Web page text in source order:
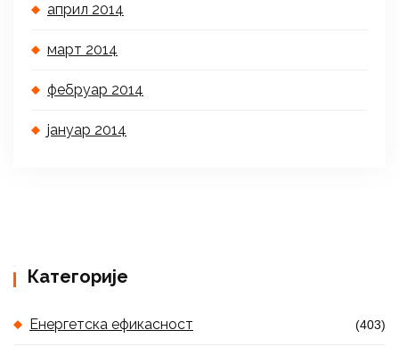
април 2014
март 2014
фебруар 2014
јануар 2014
Категорије
Енергетска ефикасност (403)